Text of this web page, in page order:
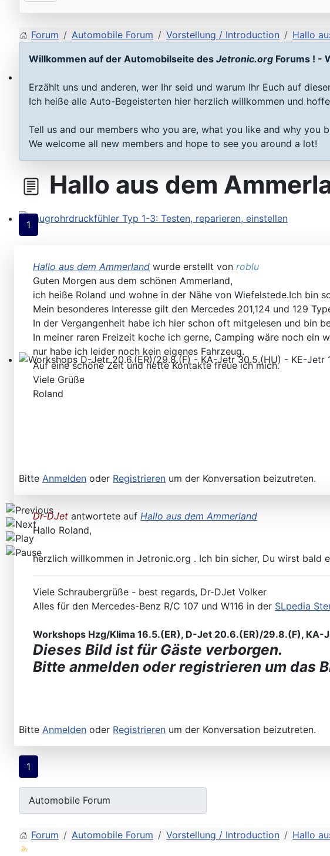
Steuergeräte D-Jetronic & KE-Jetronic: Prüfen und Abgleichen
Saugrohrdruckfühler Typ 1-3: Testen, reparieren, einstellen
Workshops D-Jetr 20.6.(ER)/29.8.(F) - KA-Jetr 30.5.(HU) - KE-Jetr
Forum Automobile Forum Vorstellung / Introduction Hallo
Willkommen auf der Automobilseite des Jetronic.org Forums ! -
Erzählt uns und anderen, wer Ihr seid und warum Ihr Euch auf
Ich heiße alle Auto-Begeisterten hier herzlich willkommen und
Tell us and our members who you are, what you like and why you
We welcome all new members and hope to see you around a lot!
Hallo aus dem
1
Hallo aus dem Ammerland wurde erstellt von roblu
Guten Morgen aus dem schönen Ammerland,
ich heiße Roland und wohne in der Nähe von Wiefelstede.Ich bin
Mein besonderes Interesse gilt den Mercedes 201,124 und 129
In der Vergangenheit habe ich hier schon oft mitgelesen und bin
In meiner raren Freizeit koche ich gerne, Camping wäre noch ein
nur habe ich leider noch kein eigenes Fahrzeug.
Auf eine schöne Zeit und nette Kontakte freue ich mich.
Viele Grüße
Roland
Bitte Anmelden oder Registrieren um der Konversation beizutreten.
Dr-DJet antwortete auf Hallo aus dem Ammerland
Hallo Roland,
herzlich willkommen in Jetronic.org . Ich bin sicher, Du wirst bald
Viele Schraubergrüße - best regards, Dr-DJet Volker
Alles für den Mercedes-Benz R/C 107 und W116 in der SLpedia
Workshops Hzg/Klima 16.5.(ER), D-Jet 20.6.(ER)/29.8.(F), KA-
Dieses Bild ist für Gäste verborgen.
Bitte anmelden oder registrieren um das
Bitte Anmelden oder Registrieren um der Konversation beizutreten.
1
Forum Automobile Forum Vorstellung / Introduction Hallo